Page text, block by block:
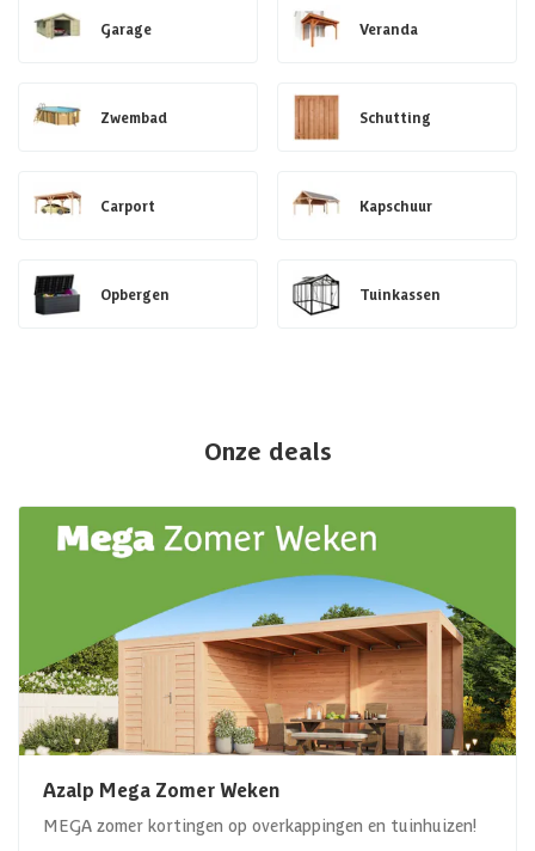
Garage Veranda
Zwembad Schutting
Carport Kapschuur
Opbergen Tuinkassen
Onze deals
Azalp Mega Zomer Weken
MEGA zomer kortingen op overkappingen en tuinhuizen!